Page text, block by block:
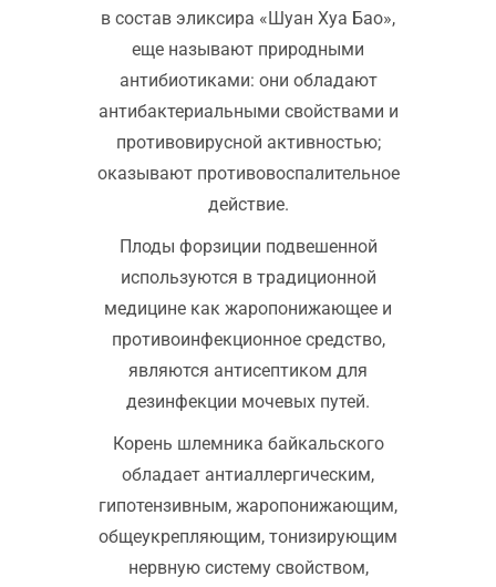
в состав эликсира «Шуан Хуа Бао»,
еще называют природными
антибиотиками: они обладают
антибактериальными свойствами и
противовирусной активностью;
оказывают противовоспалительное
действие.
Плоды форзиции подвешенной
используются в традиционной
медицине как жаропонижающее и
противоинфекционное средство,
являются антисептиком для
дезинфекции мочевых путей.
Корень шлемника байкальского
обладает антиаллергическим,
гипотензивным, жаропонижающим,
общеукрепляющим, тонизирующим
нервную систему свойством,